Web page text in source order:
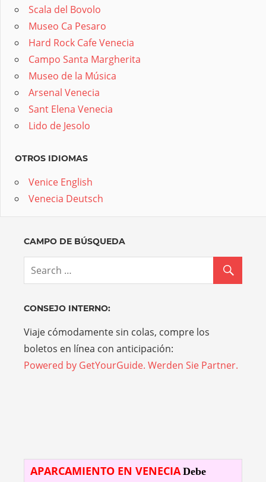
Scala del Bovolo
Museo Ca Pesaro
Hard Rock Cafe Venecia
Campo Santa Margherita
Museo de la Música
Arsenal Venecia
Sant Elena Venecia
Lido de Jesolo
OTROS IDIOMAS
Venice English
Venecia Deutsch
CAMPO DE BÚSQUEDA
CONSEJO INTERNO:
Viaje cómodamente sin colas, compre los
boletos en línea con anticipación:
Powered by GetYourGuide. Werden Sie Partner.
APARCAMIENTO EN VENECIA Debe